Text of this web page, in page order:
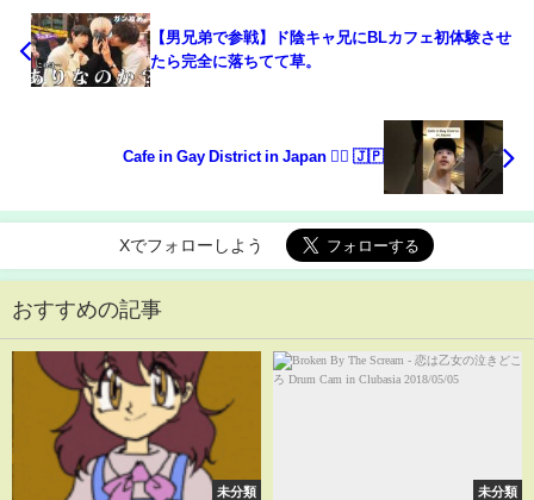
【男兄弟で参戦】ド陰キャ兄にBLカフェ初体験させ
たら完全に落ちてて草。
Cafe in Gay District in Japan 🏳️‍🌈 🇯🇵
Xでフォローしよう
おすすめの記事
未分類 未分類